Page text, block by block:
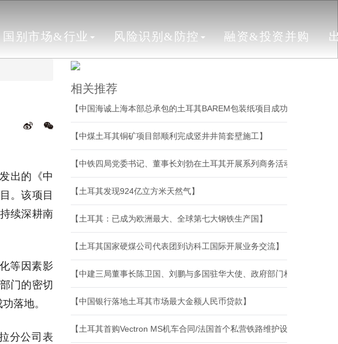
国别市场&行业 风险识别&防控 融资&投资并购
出的《中
。该项目
续深耕南
等因素影
门的密切
落地。
分公司表
相关推荐
【中国海诚上海本部总承包的土耳其BAREM包装纸项目成功开机】
【中煤土耳其铜矿项目部顺利完成竖井井筒套壁施工】
【中铁四局党委书记、董事长刘勃在土耳其开展系列商务活动】
【土耳其发现924亿立方米天然气】
【土耳其：已成为欧洲最大、全球第七大钢铁生产国】
【土耳其国家硬煤公司代表团到访科工国际开展业务交流】
【中建三局董事长陈卫国、刘鹏与多国驻华大使、政府部门相关负责人、
【中国银行落地土耳其市场最大金额人民币贷款】
【土耳其首购Vectron MS机车合同/法国首个私营铁路维护设施建设合同/